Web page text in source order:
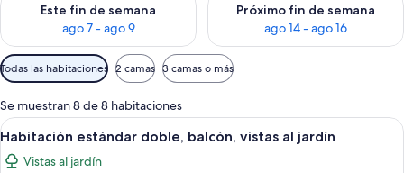
Este fin de semana
ago 7 - ago 9
Próximo fin de semana
ago 14 - ago 16
Filtros
disponibles
para
las
habitaciones
Todas las habitaciones 2 camas 3 camas o más
Se muestran 8 de 8 habitaciones
Abrir
todas
las
Un balcón con barandilla blanca,
5
Habitación estándar doble, balcón, vistas al jardín
Vistas al jardín